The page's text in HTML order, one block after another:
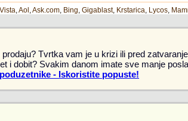
,Aol ,Ask.com, Bing, Gigablast, Krstarica, Lycos,
Tvrtka vam je u krizi ili pred
i dobit? Svakim danom imate sve manje
- Iskoristite popuste!